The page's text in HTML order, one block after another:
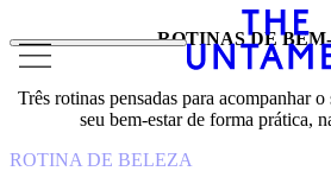
ROTINAS DE
Três rotinas pensadas para acompanhar
seu bem-estar de forma prática,
ROTINA DE BELEZA